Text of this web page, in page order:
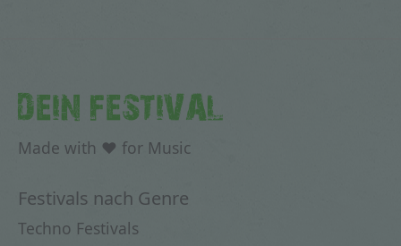
DEIN FESTIVAL
Made with ♥ for Music
Festivals nach Genre
Techno Festivals